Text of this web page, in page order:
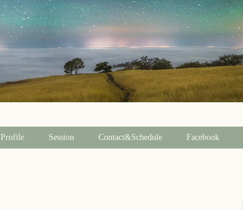
Profile Session Contact&Schedule Facebook